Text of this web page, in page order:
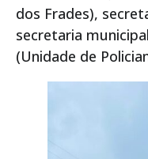
dos Frades),
secretaria
(Unidade de